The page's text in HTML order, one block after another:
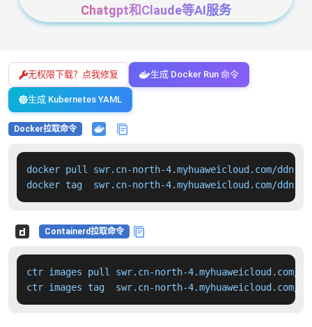
Chatgpt和Claude等AI服务
无权限下载？点我修复 生成 Docker Run 命令
生成 Kubernetes YAML
Docker拉取命令
docker pull swr.cn-north-4.myhuaweicloud.com/
docker tag  swr.cn-north-4.myhuaweicloud.com/
Containerd拉取命令
ctr images pull swr.cn-north-4.myhuaweicloud.com/
ctr images tag  swr.cn-north-